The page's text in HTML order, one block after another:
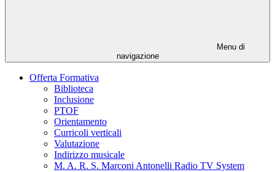
Menu di
navigazione
Offerta Formativa
Biblioteca
Inclusione
PTOF
Orientamento
Curricoli verticali
Valutazione
Indirizzo musicale
M. A. R. S. Marconi Antonelli Radio TV System